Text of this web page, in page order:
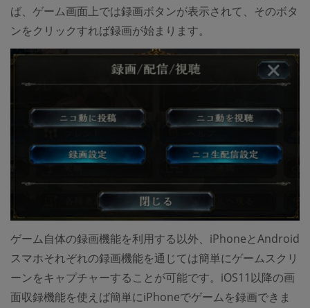
ば、ゲーム画面上では録画ボタンが表示されて、そのボタ
ンをクリックすれば録画が始まります。
ゲーム自体の録画機能を利用する以外、iPhoneとAndroid
スマホそれぞれの録画機能を通じては簡単にゲームスクリ
ーンをキャプチャーすることが可能です。iOS11以降の画
面収録機能を使えば簡単にiPhoneでゲームを録画できま